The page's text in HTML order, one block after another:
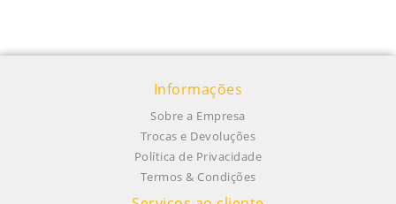
Informações
Sobre a Empresa
Trocas e Devoluções
Política de Privacidade
Termos & Condições